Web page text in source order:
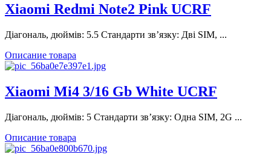
Xiaomi Redmi Note2 Pink UCRF
Діагональ, дюймів: 5.5 Стандарти зв’язку: Дві SIM, ...
Описание товара
Xiaomi Mi4 3/16 Gb White UCRF
Діагональ, дюймів: 5 Стандарти зв’язку: Одна SIM, 2G ...
Описание товара